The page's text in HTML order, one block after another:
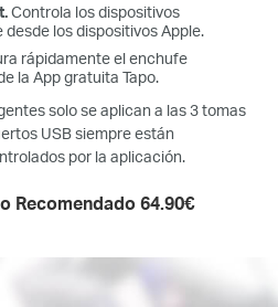
Controla los dispositivos
los dispositivos Apple.
rápidamente el enchufe
la App gratuita Tapo.
solo se aplican a las 3 tomas
USB siempre están
por la aplicación.
Recomendado 64.90€